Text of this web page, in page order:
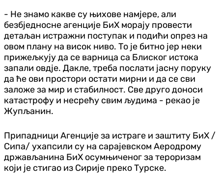
- Не знамо какве су њихове намјере, али
безбједносне агенције БиХ морају провести
детаљан истражни поступак и подићи опрез на
овом плану на висок ниво. То је битно јер неки
прижељкују да се варница са Блиског истока
запали овдје. Дакле, треба послати јасну поруку
да ће ови простори остати мирни и да се сви
заложе за мир и стабилност. Све друго доноси
катастрофу и несрећу свим људима - рекао је
Жупљанин.
Припадници Агенције за истраге и заштиту БиХ /
Сипа/ ухапсили су на сарајевском Аеродрому
држављанина БиХ осумњиченог за тероризам
који је стигао из Сирије преко Турске.